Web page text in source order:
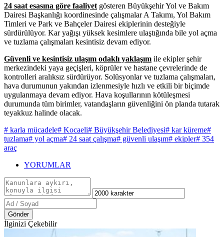
24 saat esasına göre faaliyet gösteren Büyükşehir Yol ve Bakım
Dairesi Başkanlığı koordinesinde çalışmalar A Takımı, Yol Bakım
Timleri ve Park ve Bahçeler Dairesi ekiplerinin desteğiyle
sürdürülüyor. Kar yağışı yüksek kesimlere ulaştığında bile yol açma
ve tuzlama çalışmaları kesintisiz devam ediyor.
Güvenli ve kesintisiz ulaşım odaklı yaklaşım ile ekipler şehir
merkezindeki yaya geçişleri, köprüler ve hastane çevrelerinde de
kontrolleri aralıksız sürdürüyor. Solüsyonlar ve tuzlama çalışmaları,
hava durumunun yakından izlenmesiyle hızlı ve etkili bir biçimde
uygulanmaya devam ediyor. Hava koşullarının kötüleşmesi
durumunda tüm birimler, vatandaşların güvenliğini ön planda tutarak
teyakkuz halinde olacak.
# karla mücadele# Kocaeli# Büyükşehir Belediyesi# kar küreme#
tuzlama# yol açma# 24 saat çalışma# güvenli ulaşım# ekipler# 354
araç
YORUMLAR
Gönder
İlginizi Çekebilir